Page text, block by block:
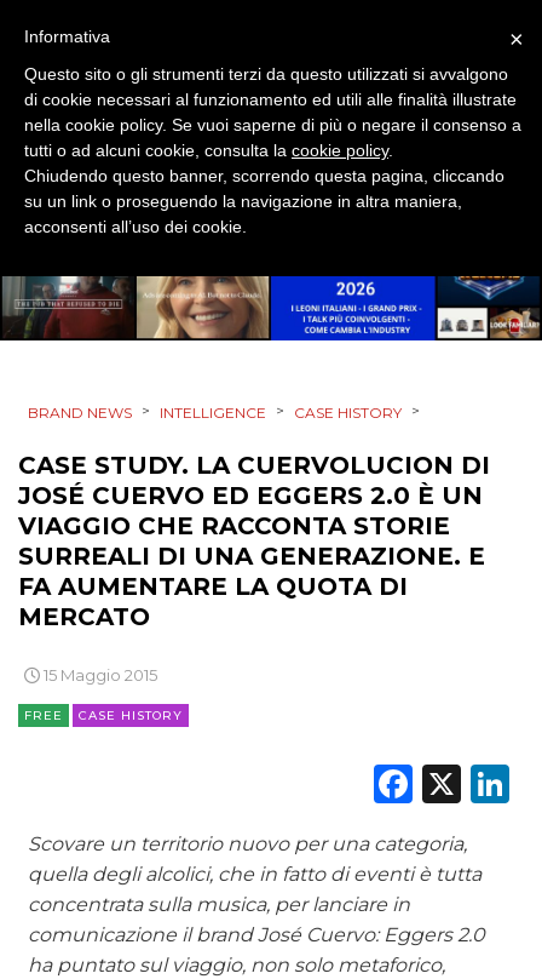
TREND
CASE HISTORY
OPINIONI
BRAND NEWS > INTELLIGENCE > CASE HISTORY >
CASE STUDY. LA CUERVOLUCION DI
JOSÉ CUERVO ED EGGERS 2.0 È UN
VIAGGIO CHE RACCONTA STORIE
SURREALI DI UNA GENERAZIONE. E
FA AUMENTARE LA QUOTA DI
MERCATO
15 Maggio 2015
FREE CASE HISTORY
X
Scovare un territorio nuovo per una categoria,
quella degli alcolici, che in fatto di eventi è tutta
concentrata sulla musica, per lanciare in
comunicazione il brand José Cuervo: Eggers 2.0
ha puntato sul viaggio, non solo metaforico,
×
Informativa
Questo sito o gli strumenti terzi da questo utilizzati si avvalgono
di cookie necessari al funzionamento ed utili alle finalità illustrate
nella cookie policy. Se vuoi saperne di più o negare il consenso a
tutti o ad alcuni cookie, consulta la cookie policy.
Chiudendo questo banner, scorrendo questa pagina, cliccando
su un link o proseguendo la navigazione in altra maniera,
acconsenti all’uso dei cookie.